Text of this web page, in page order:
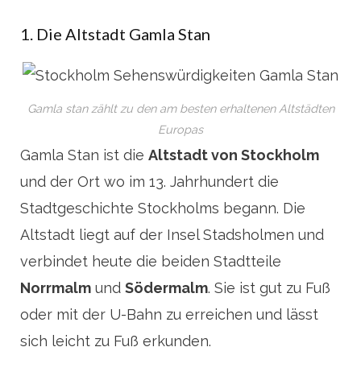
1. Die Altstadt Gamla Stan
Gamla stan zählt zu den am besten erhaltenen Altstädten
Europas
Gamla Stan ist die Altstadt von Stockholm
und der Ort wo im 13. Jahrhundert die
Stadtgeschichte Stockholms begann. Die
Altstadt liegt auf der Insel Stadsholmen und
verbindet heute die beiden Stadtteile
Norrmalm und Södermalm. Sie ist gut zu Fuß
oder mit der U-Bahn zu erreichen und lässt
sich leicht zu Fuß erkunden.